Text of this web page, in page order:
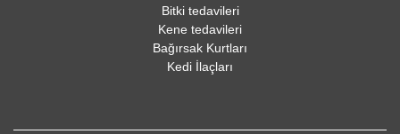
Bitki tedavileri
Kene tedavileri
Bağırsak Kurtları
Kedi İlaçları